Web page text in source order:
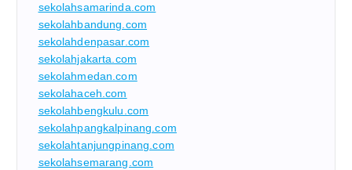
sekolahsamarinda.com
sekolahbandung.com
sekolahdenpasar.com
sekolahjakarta.com
sekolahmedan.com
sekolahaceh.com
sekolahbengkulu.com
sekolahpangkalpinang.com
sekolahtanjungpinang.com
sekolahsemarang.com